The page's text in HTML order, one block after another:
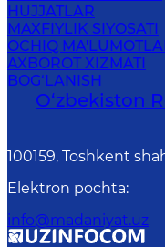
HUJJATLAR
MAXFIYLIK SIYOSATI
OCHIQ
AXBOROT XIZMATI
BOG‘LANISH
O‘zbekiston
100159, Toshkent
Elektron pochta:
info@madaniyat.uz